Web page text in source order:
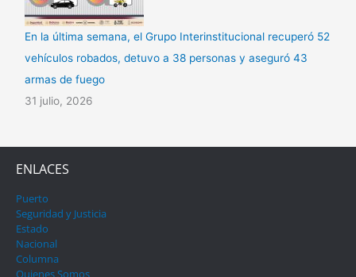
En la última semana, el Grupo Interinstitucional recuperó 52
vehículos robados, detuvo a 38 personas y aseguró 43
armas de fuego
31 julio, 2026
ENLACES
Puerto
Seguridad y Justicia
Estado
Nacional
Columna
Quienes Somos